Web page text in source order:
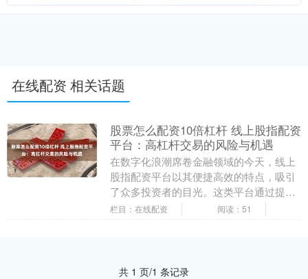
在线配资 相关话题
股票怎么配资10倍杠杆 线上股指配资
平台：高杠杆交易的风险与机遇
在数字化浪潮席卷金融领域的今天，线上
股指配资平台以其便捷高效的特点，吸引
了众多投资者的目光。这类平台通过提供
高杠杆资金，让投资者能够以较小的本金
栏目：在线配资 阅读：51
共 1 页/1 条记录